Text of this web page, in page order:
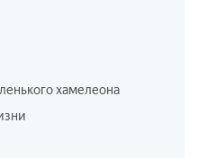
хамелеона